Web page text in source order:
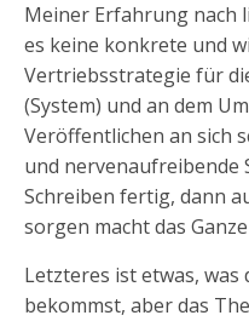
Meiner Erfahrung nach
es keine konkrete und
Vertriebsstrategie für
(System) und an dem
Veröffentlichen an sich
und nervenaufreibende
Schreiben fertig, dann
sorgen macht das
Letzteres ist etwas,
bekommst, aber das